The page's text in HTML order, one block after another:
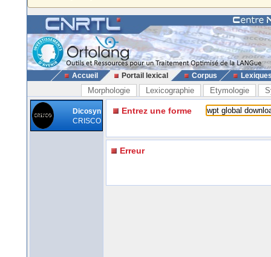
Accueil Portail lexical Corpus
Morphologie Lexicographie Etymologie
Dicosyn
CRISCO
Entrez une forme
Erreur